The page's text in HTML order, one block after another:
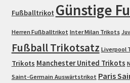
Fußballtrikot Günstige
Herren Fußballtrikot Inter Milan Trikots
Fußball Trikotsatz Liverpool
Trikots Manchester United Trikots
Saint-Germain Auswärtstrikot Paris